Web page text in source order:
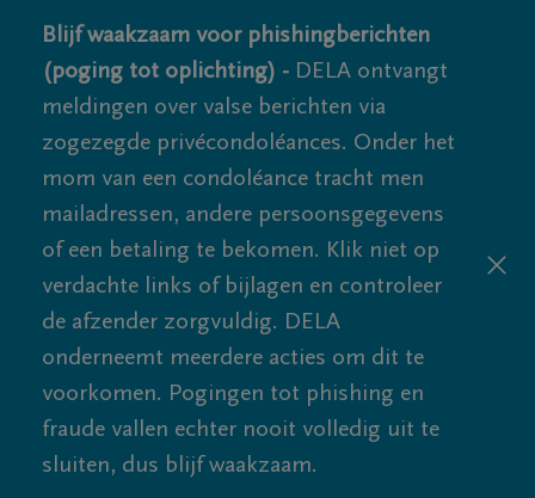
Blijf waakzaam voor phishingberichten
(poging tot oplichting) - DELA ontvangt
meldingen over valse berichten via
zogezegde privécondoléances. Onder het
mom van een condoléance tracht men
mailadressen, andere persoonsgegevens
of een betaling te bekomen. Klik niet op
verdachte links of bijlagen en controleer
de afzender zorgvuldig. DELA
onderneemt meerdere acties om dit te
voorkomen. Pogingen tot phishing en
fraude vallen echter nooit volledig uit te
sluiten, dus blijf waakzaam.